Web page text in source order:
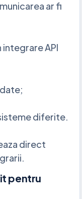
ar fi
API
diferite.
direct
pentru